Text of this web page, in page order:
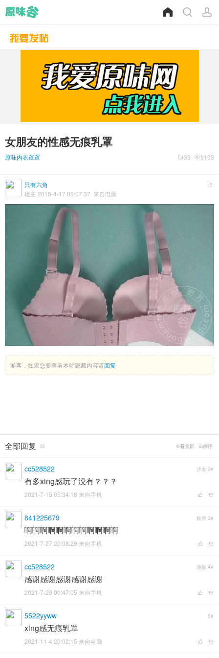
女朋友的性感无痕乳罩
原味内衣罩罩 9193
33
只有六角
楼主 2015-4-17 09:07:37 来自电脑
游客，如果您要查看本帖隐藏内容请回复
全部回复 33 倒序
看全部
cc528522 沙发 2#
有多xing感玩了没有？？？
2021-7-15 05:34:18 来自手机
841225679 板凳 3#
啊啊啊啊啊啊啊啊啊啊啊啊
2021-7-27 20:08:29 来自手机
cc528522 地板 4#
感谢感谢感谢感谢感谢
2021-7-29 00:47:05 来自手机
5522yyww 5#
xing感无痕乳罩
2021-11-4 20:02:15 来自电脑